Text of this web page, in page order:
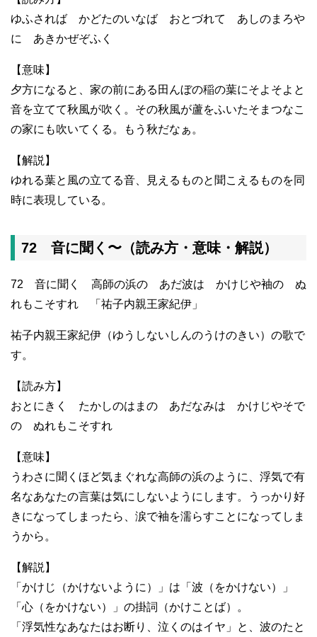
ゆふされば かどたのいなば おとづれて あしのまろや
に あきかぜぞふく
【意味】
夕方になると、家の前にある田んぼの稲の葉にそよそよと
音を立てて秋風が吹く。その秋風が蘆をふいたそまつなこ
の家にも吹いてくる。もう秋だなぁ。
【解説】
ゆれる葉と風の立てる音、見えるものと聞こえるものを同
時に表現している。
72 音に聞く〜（読み方・意味・解説）
72 音に聞く 高師の浜の あだ波は かけじや袖の ぬ
れもこそすれ 「祐子内親王家紀伊」
祐子内親王家紀伊（ゆうしないしんのうけのきい）の歌で
す。
【読み方】
おとにきく たかしのはまの あだなみは かけじやそで
の ぬれもこそすれ
【意味】
うわさに聞くほど気まぐれな高師の浜のように、浮気で有
名なあなたの言葉は気にしないようにします。うっかり好
きになってしまったら、涙で袖を濡らすことになってしま
うから。
【解説】
「かけじ（かけないように）」は「波（をかけない）」
「心（をかけない）」の掛詞（かけことば）。
「浮気性なあなたはお断り、泣くのはイヤ」と、波のたと